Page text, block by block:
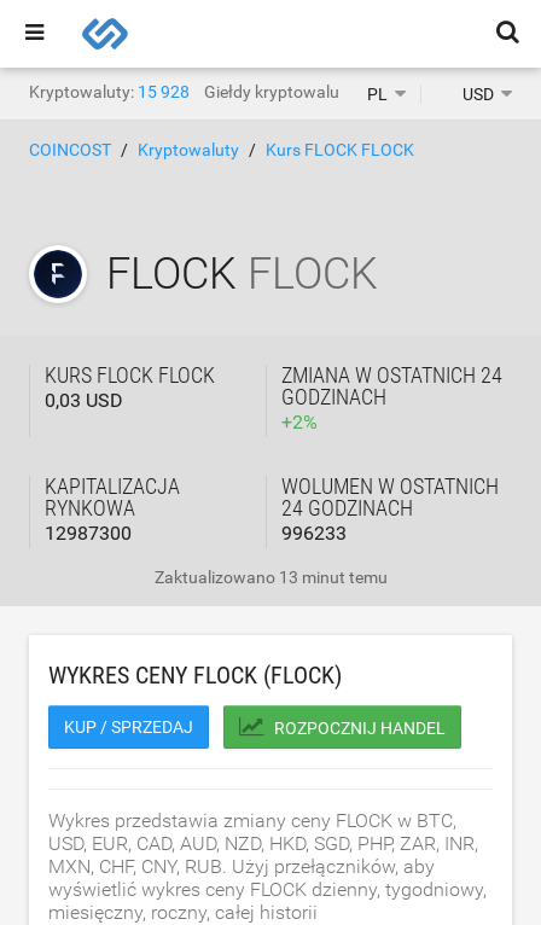
Kryptowaluty: 15 928 Giełdy kryptowalut: 1471
PL USD
COINCOST Kryptowaluty Kurs FLOCK FLOCK
FLOCK FLOCK
KURS FLOCK FLOCK
0,03 USD
ZMIANA W OSTATNICH 24
GODZINACH
+2%
KAPITALIZACJA
RYNKOWA
12987300
WOLUMEN W OSTATNICH
24 GODZINACH
996233
Zaktualizowano 13 minut temu
WYKRES CENY FLOCK (FLOCK)
KUP / SPRZEDAJ ROZPOCZNIJ HANDEL
Wykres przedstawia zmiany ceny FLOCK w BTC,
USD, EUR, CAD, AUD, NZD, HKD, SGD, PHP, ZAR, INR,
MXN, CHF, CNY, RUB. Użyj przełączników, aby
wyświetlić wykres ceny FLOCK dzienny, tygodniowy,
miesięczny, roczny, całej historii